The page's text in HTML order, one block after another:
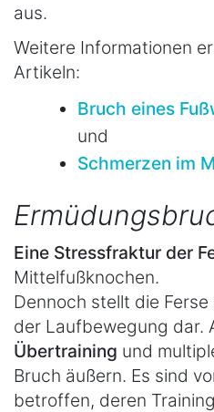
aus.
Weitere Informationen
Artikeln:
Bruch eines
und
Schmerzen im
Eine Stressfraktur der
Mittelfußknochen.
Dennoch stellt die
der Laufbewegung dar.
Übertraining und
Bruch äußern. Es sind
betroffen, deren